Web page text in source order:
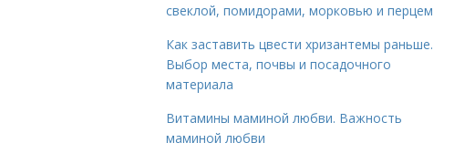
свеклой, помидорами, морковью и перцем
Как заставить цвести хризантемы раньше.
Выбор места, почвы и посадочного
материала
Витамины маминой любви. Важность
маминой любви